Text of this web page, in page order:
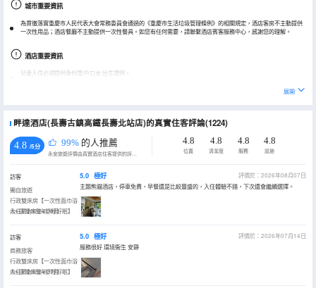
城市重要資訊
為貫徹落實重慶市人民代表大會常務委員會通過的《重慶市生活垃圾管理條例》的相關規定，酒店客房不主動提供
一次性用品；酒店餐廳不主動提供一次性餐具。如您有任何需要，請聯繫酒店賓客服務中心，感謝您的理解。
酒店重要資訊
兒童入住必須提供身份證/戶口本/出生證明。
展開
畔達酒店(長壽古鎮高鐵長壽北站店)的真實住客評論(1224)
4.8 /5分 99% 的人推薦
永安旅遊評價由真實酒店住客提供的評價。
4.8
位置
4.8
清潔度
4.8
服務
4.8
設施
訪客
獨自旅遊
行政雙床房【一次性面巾浴
巾+深睡床墊+舒睡好眠】
入住於2026年08月
5.0 極好
評價於：2026年08月07日
主題熊貓酒店，停車免費，早餐還是比較豐盛的，入住體驗不錯，下次還會繼續選擇。
訪客
商務旅客
行政雙床房【一次性面巾浴
巾+深睡床墊+舒睡好眠】
入住於2026年07月
5.0 極好
評價於：2026年07月14日
服務很好 環境衞生 安靜